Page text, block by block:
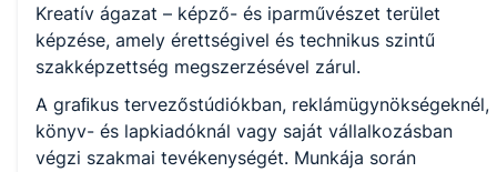
KKK/PTT
KKK letöltése (pdf)
Okleveles technikusképzés
Kreatív ágazat – képző- és iparművészet terület
képzése, amely érettségivel és technikus szintű
szakképzettség megszerzésével zárul.
A graﬁkus tervezőstúdiókban, reklámügynökségeknél,
könyv- és lapkiadóknál vagy saját vállalkozásban
végzi szakmai tevékenységét. Munkája során